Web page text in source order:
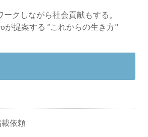
ークしながら社会貢献もする。
が提案する ”これからの生き方"
依頼